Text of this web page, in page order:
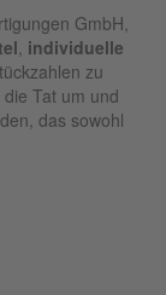
GmbH,
, individuelle
zu
Tat um und
das sowohl